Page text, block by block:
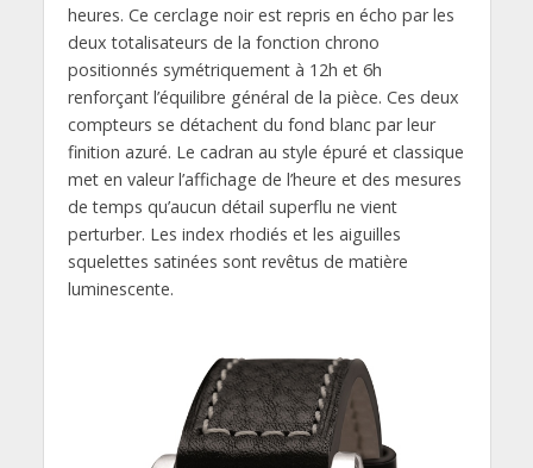
heures. Ce cerclage noir est repris en écho par les
deux totalisateurs de la fonction chrono
positionnés symétriquement à 12h et 6h
renforçant l’équilibre général de la pièce. Ces deux
compteurs se détachent du fond blanc par leur
finition azuré. Le cadran au style épuré et classique
met en valeur l’affichage de l’heure et des mesures
de temps qu’aucun détail superflu ne vient
perturber. Les index rhodiés et les aiguilles
squelettes satinées sont revêtus de matière
luminescente.